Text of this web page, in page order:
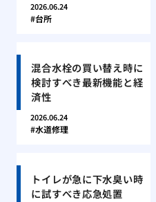
2026.06.24
台所
混合水栓の買い替え時に
検討すべき最新機能と経
済性
2026.06.24
水道修理
トイレが急に下水臭い時
に試すべき応急処置